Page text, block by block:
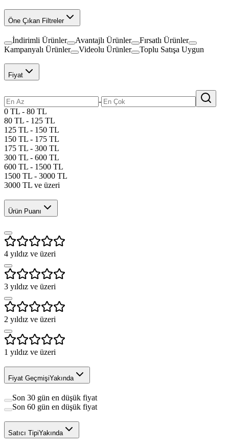
Öne Çıkan Filtreler
İndirimli Ürünler Avantajlı Ürünler
Fırsatlı Ürünler
Kampanyalı Ürünler
Videolu Ürünler Toplu Satışa Uygun
Fiyat
-
0 TL - 80 TL
80 TL - 125 TL
125 TL - 150 TL
150 TL - 175 TL
175 TL - 300 TL
300 TL - 600 TL
600 TL - 1500 TL
1500 TL - 3000 TL
3000 TL ve üzeri
Ürün Puanı
4 yıldız ve üzeri
3 yıldız ve üzeri
2 yıldız ve üzeri
1 yıldız ve üzeri
Fiyat GeçmişiYakında
Son 30 gün en düşük fiyat
Son 60 gün en düşük fiyat
Satıcı TipiYakında